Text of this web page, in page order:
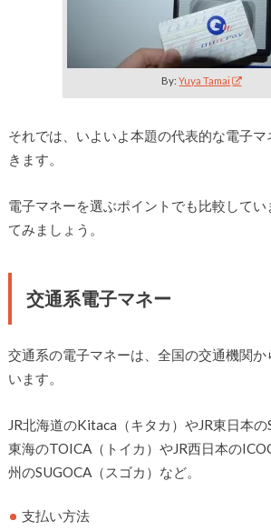
By:Yuya Tamai
それでは、いよいよ本題の代表的な電子
きます。
電子マネーを選ぶポイントでも比較してい
てみましょう。
交通系電子マネー
交通系の電子マネーは、全国の交通機関か
います。
JR北海道のKitaca（キタカ）やJR東日本の
東海のTOICA（トイカ）やJR西日本の
州のSUGOCA（スゴカ）など。
支払い方法